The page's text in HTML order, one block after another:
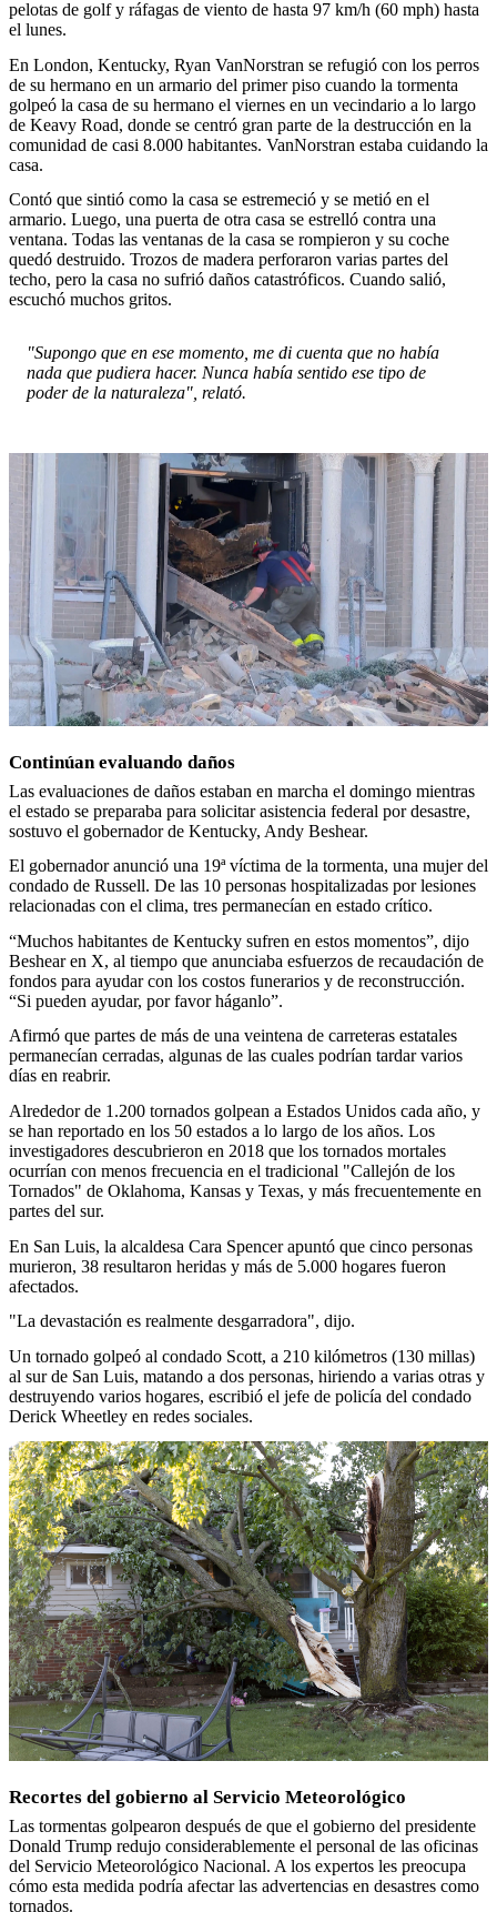
pelotas de golf y ráfagas de viento de hasta 97 km/h (60 mph) hasta
el lunes.
En London, Kentucky, Ryan VanNorstran se refugió con los perros
de su hermano en un armario del primer piso cuando la tormenta
golpeó la casa de su hermano el viernes en un vecindario a lo largo
de Keavy Road, donde se centró gran parte de la destrucción en la
comunidad de casi 8.000 habitantes. VanNorstran estaba cuidando la
casa.
Contó que sintió como la casa se estremeció y se metió en el
armario. Luego, una puerta de otra casa se estrelló contra una
ventana. Todas las ventanas de la casa se rompieron y su coche
quedó destruido. Trozos de madera perforaron varias partes del
techo, pero la casa no sufrió daños catastróficos. Cuando salió,
escuchó muchos gritos.
"Supongo que en ese momento, me di cuenta que no había
nada que pudiera hacer. Nunca había sentido ese tipo de
poder de la naturaleza", relató.
Continúan evaluando daños
Las evaluaciones de daños estaban en marcha el domingo mientras
el estado se preparaba para solicitar asistencia federal por desastre,
sostuvo el gobernador de Kentucky, Andy Beshear.
El gobernador anunció una 19ª víctima de la tormenta, una mujer del
condado de Russell. De las 10 personas hospitalizadas por lesiones
relacionadas con el clima, tres permanecían en estado crítico.
“Muchos habitantes de Kentucky sufren en estos momentos”, dijo
Beshear en X, al tiempo que anunciaba esfuerzos de recaudación de
fondos para ayudar con los costos funerarios y de reconstrucción.
“Si pueden ayudar, por favor háganlo”.
Afirmó que partes de más de una veintena de carreteras estatales
permanecían cerradas, algunas de las cuales podrían tardar varios
días en reabrir.
Alrededor de 1.200 tornados golpean a Estados Unidos cada año, y
se han reportado en los 50 estados a lo largo de los años. Los
investigadores descubrieron en 2018 que los tornados mortales
ocurrían con menos frecuencia en el tradicional "Callejón de los
Tornados" de Oklahoma, Kansas y Texas, y más frecuentemente en
partes del sur.
En San Luis, la alcaldesa Cara Spencer apuntó que cinco personas
murieron, 38 resultaron heridas y más de 5.000 hogares fueron
afectados.
"La devastación es realmente desgarradora", dijo.
Un tornado golpeó al condado Scott, a 210 kilómetros (130 millas)
al sur de San Luis, matando a dos personas, hiriendo a varias otras y
destruyendo varios hogares, escribió el jefe de policía del condado
Derick Wheetley en redes sociales.
Recortes del gobierno al Servicio Meteorológico
Las tormentas golpearon después de que el gobierno del presidente
Donald Trump redujo considerablemente el personal de las oficinas
del Servicio Meteorológico Nacional. A los expertos les preocupa
cómo esta medida podría afectar las advertencias en desastres como
tornados.